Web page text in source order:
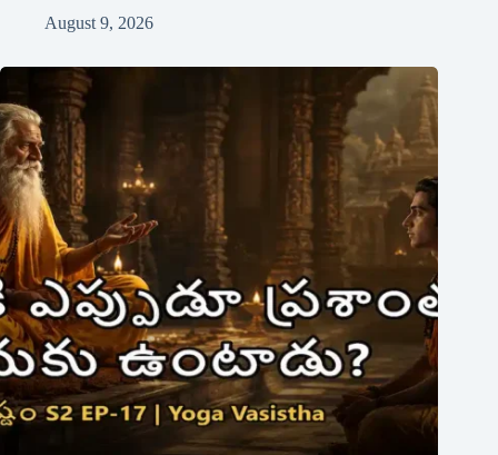
August 9, 2026